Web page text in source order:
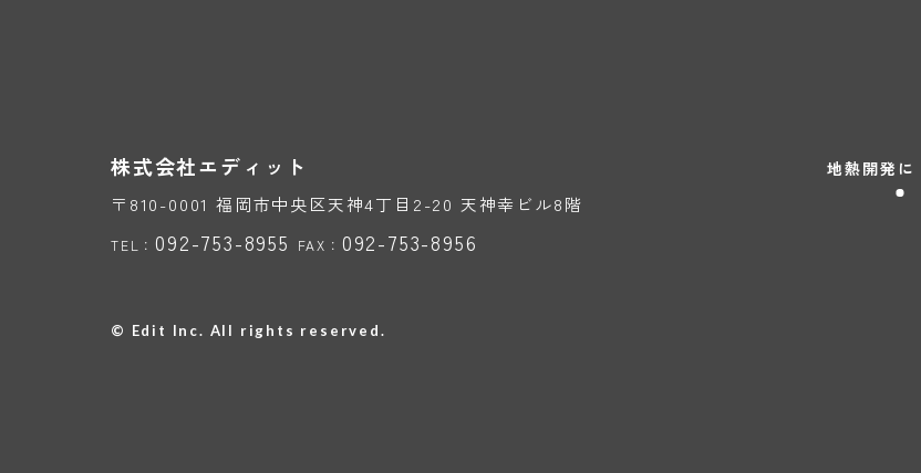
地熱開発に
株式会社エディット
〒810-0001 福岡市中央区天神4丁目2-20 天神幸ビル8階
TEL： 092-753-8955 FAX： 092-753-8956
© Edit Inc. All rights reserved.